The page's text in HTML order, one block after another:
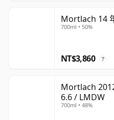
Mortlach 14
700ml • 50%
NT$3,860 ?
Mortlach
6.6 / LMDW
700ml • 48%